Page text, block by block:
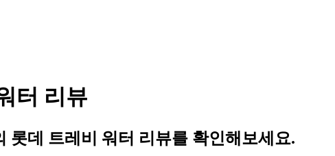
터 리뷰
롯데 트레비 워터 리뷰를 확인해보세요.